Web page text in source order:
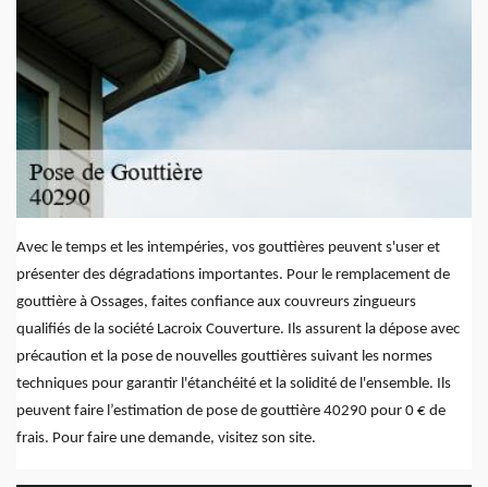
Avec le temps et les intempéries, vos gouttières peuvent s'user et
présenter des dégradations importantes. Pour le remplacement de
gouttière à Ossages, faites confiance aux couvreurs zingueurs
qualifiés de la société Lacroix Couverture. Ils assurent la dépose avec
précaution et la pose de nouvelles gouttières suivant les normes
techniques pour garantir l'étanchéité et la solidité de l'ensemble. Ils
peuvent faire l’estimation de pose de gouttière 40290 pour 0 € de
frais. Pour faire une demande, visitez son site.